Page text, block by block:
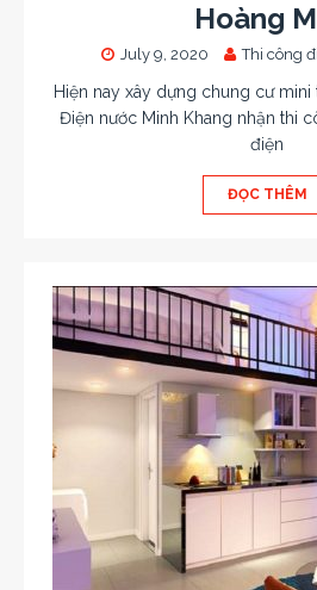
Hoàng
July 9, 2020 Thi công
Hiện nay xây dựng chung cư mini
Điện nước Minh Khang nhận thi
điện
ĐỌC THÊM